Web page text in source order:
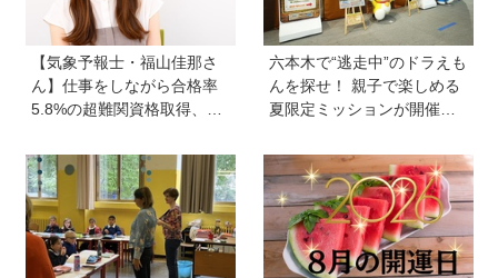
【気象予報士・福山佳那さ
ん】仕事をしながら合格率
5.8%の超難関資格取得、さ
できる場所」をつくってく
れた両親のもとで挑戦し続
ける心が育った
六本木で“逃走中”のドラえも
んを探せ！ 親子で楽しめる
夏限定ミッションが開催
テムも【テレビ朝日・六本
木ヒルズ SUMMER FES】